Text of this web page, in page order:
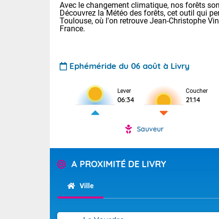
Tendance
Avec le changement climatique, nos forêts
Découvrez la Météo des forêts, cet outil qui
Toulouse, où l'on retrouve Jean-Christophe
France.
Ephéméride du 06 août à Livry
Lever
06:34
Coucher
21:14
Sauveur
A PROXIMITÉ DE LIVRY
Ville
Voici les
Lyon : 33
25 Nancy :
(84). Sur le
Sur les